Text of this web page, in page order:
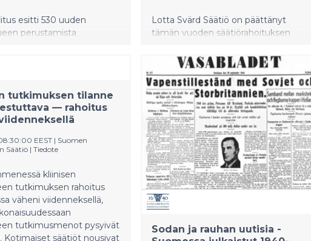
esitti 530 uuden
perustamista
yhteispinta-ala on YLE:n
45.000 hehtaaria.
muodostavat 76.500
kokoiset suojelualueet.
ja vihreät
kartoitustuloksissa
Lotta Svärd Säätiö on päättänyt
tämän vuoden säätiörahoituksen
strategiseksi kumppanikseen
Mannerheimin Lastensuojeluliitto ry:n
(MLL). Pitkäaikainen strateginen
kumppanuus turvaa osaltaan
Nuorten tukilinjan toiminnan
jatkumisen.
tutkimuksen tilanne
— rahoitus
EEST | Suomen
Säätiö | Tiedote
kliinisen
tutkimuksen rahoitus
väheni viidenneksellä,
tutkimusmenot pysyivät
Kotimaiset säätiöt nousivat
Sodan ja rauhan uutisia -